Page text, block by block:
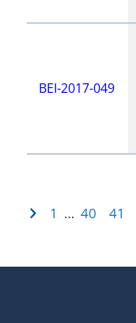
BEI-2017-049
1 … 40 41